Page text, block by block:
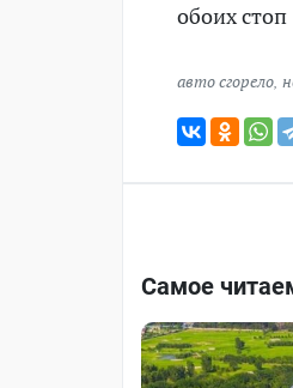
обоих
авто сгорело,
Самое